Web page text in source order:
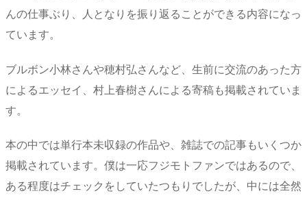
んの仕事ぶり、人となりを振り返ることができる内容になっ
ています。
ブルボン小林さんや穂村弘さんなど、生前に交流のあった方
によるエッセイ、村上春樹さんによる寄稿も掲載されていま
す。
本の中では単行本未収録の作品や、雑誌での記事もいくつか
掲載されています。僕は一応フジモトファンではあるので、
ある程度はチェックをしていたつもりでしたが、中には全然